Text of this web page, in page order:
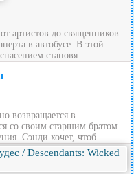
артистов до священников
в автобусе. В этой
становя...
возвращается в
со своим старшим братом
Сэнди хочет, чтоб...